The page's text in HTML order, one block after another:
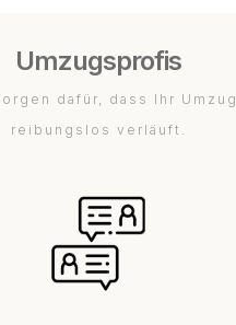
Umzugsprofis
dafür, dass Ihr Umzug
reibungslos verläuft.